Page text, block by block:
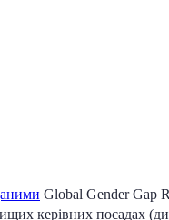
Global Gender Gap
керівних посадах